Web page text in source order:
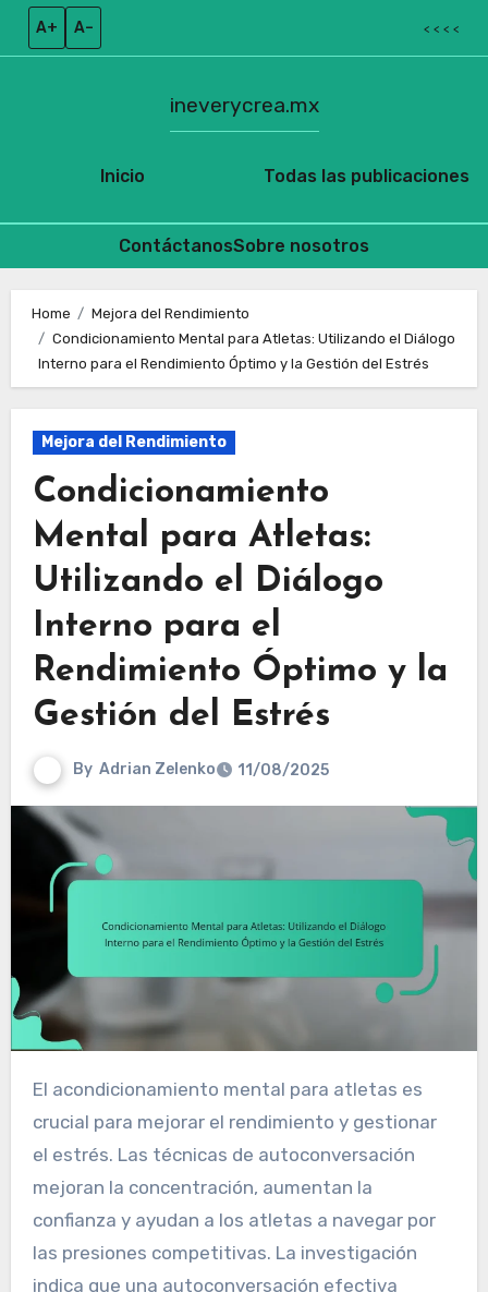
A+ A– < < < <
Inicio
ineverycrea.mx
Todas las publicaciones
ContáctanosSobre nosotros
content
Home
Mejora del Rendimiento
Condicionamiento Mental para Atletas: Utilizando el Diálogo
Interno para el Rendimiento Óptimo y la Gestión del Estrés
Mejora del Rendimiento
Condicionamiento
Mental para Atletas:
Utilizando el Diálogo
Interno para el
Rendimiento Óptimo y la
Gestión del Estrés
By Adrian Zelenko 11/08/2025
El acondicionamiento mental para atletas es
crucial para mejorar el rendimiento y gestionar
el estrés. Las técnicas de autoconversación
mejoran la concentración, aumentan la
confianza y ayudan a los atletas a navegar por
las presiones competitivas. La investigación
indica que una autoconversación efectiva